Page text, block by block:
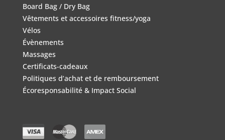
Board Bag / Dry Bag
Vêtements et accessoires fitness/yoga
Vélos
Évènements
Massages
Certificats-cadeaux
Politiques d’achat et de remboursement
Écoresponsabilité & Impact Social